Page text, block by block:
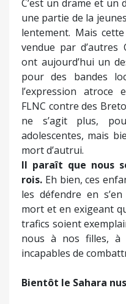
C’est un drame et un
une partie de la
lentement. Mais
vendue par d’autres
ont aujourd’hui un
pour des bandes
l’expression atroce
FLNC contre des
ne s’agit plus,
adolescentes, mais
mort d’autrui.
Il paraît que nous
rois. Eh bien, ces
les défendre en
mort et en exigeant
trafics soient
nous à nos filles, à
incapables de
Bientôt le Sahara